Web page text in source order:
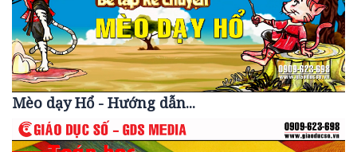
Mèo dạy Hổ - Hướng dẫn...